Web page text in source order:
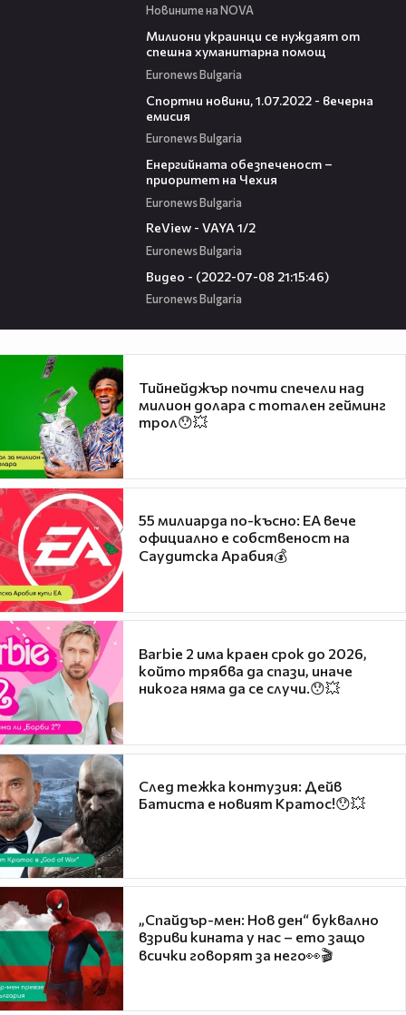
Новините на NOVA
Милиони украинци се нуждаят от
спешна хуманитарна помощ
Euronews Bulgaria
Спортни новини, 1.07.2022 - вечерна
емисия
Euronews Bulgaria
Енергийната обезпеченост –
приоритет на Чехия
Euronews Bulgaria
ReView - VAYA 1/2
Euronews Bulgaria
Видео - (2022-07-08 21:15:46)
Euronews Bulgaria
Тийнейджър почти спечели над
милион долара с тотален гейминг
трол😯💥
55 милиарда по-късно: EA вече
официално е собственост на
Саудитска Арабия💰
Barbie 2 има краен срок до 2026,
който трябва да спази, иначе
никога няма да се случи.😯💥
След тежка контузия: Дейв
Батиста е новият Кратос!😯💥
„Спайдър-мен: Нов ден“ буквално
взриви кината у нас – ето защо
всички говорят за него👀🎬